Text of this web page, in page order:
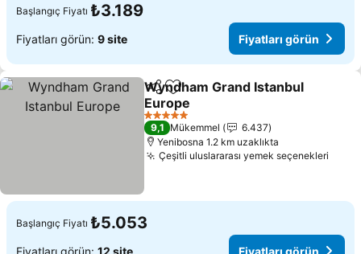
Başlangıç Fiyatı ₺3.189
Fiyatları görün: 9 site Fiyatları görün
PaylaşFavorilerime ekle
Wyndham Grand Istanbul
Europe
Fiyatları görün
5 Yıldız
9,1 Mükemmel
6.437
Yenibosna 1.2 km uzaklıkta
Çeşitli uluslararası yemek seçenekleri
Başlangıç Fiyatı ₺5.053
Fiyatları görün: 12 site Fiyatları görün